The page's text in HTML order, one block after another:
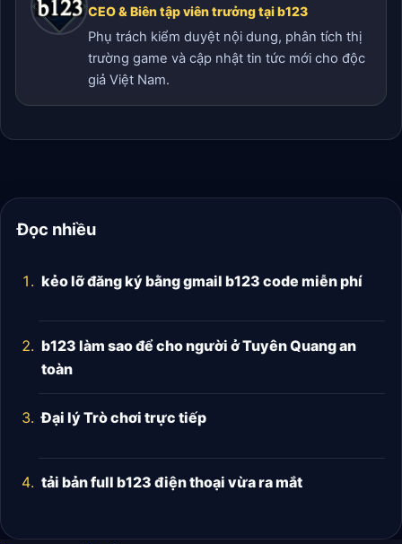
CEO & Biên tập viên trưởng tại b123
Phụ trách kiểm duyệt nội dung, phân tích thị
trường game và cập nhật tin tức mới cho độc
giả Việt Nam.
Đọc nhiều
kẻo lỡ đăng ký bằng gmail b123 code miễn phí
b123 làm sao để cho người ở Tuyên Quang an
toàn
Đại lý Trò chơi trực tiếp
tải bản full b123 điện thoại vừa ra mắt